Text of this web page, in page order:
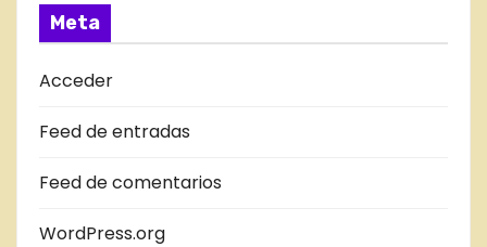
D
A
D
B
Meta
Acceder
Feed de entradas
Feed de comentarios
WordPress.org